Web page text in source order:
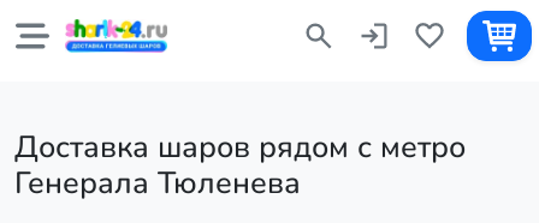
Доставка шаров рядом с метро
Генерала Тюленева